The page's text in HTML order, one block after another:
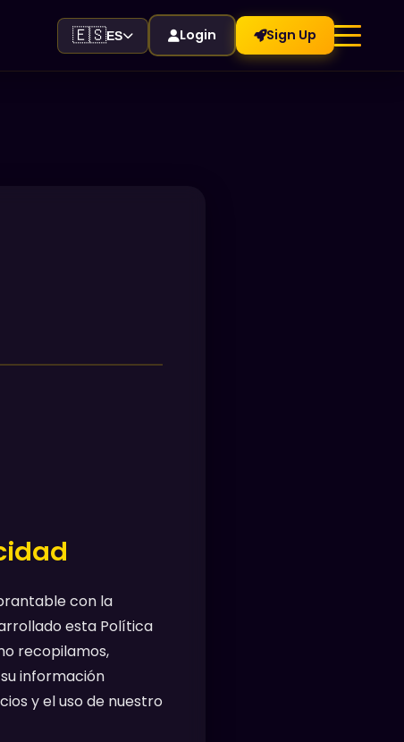
🇪🇸ES Login Sign Up
con la
esta Política
recopilamos,
información
y el uso de nuestro